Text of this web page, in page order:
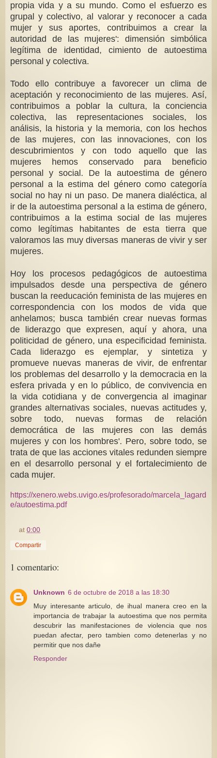
propia vida y a su mundo. Como el esfuerzo es
grupal y colectivo, al valorar y reconocer a cada
mujer y sus aportes, contribuimos a crear la
autoridad de las mujeres': dimensión simbólica
legítima de identidad, cimiento de autoestima
personal y colectiva.
Todo ello contribuye a favorecer un clima de
aceptación y reconocimiento de las mujeres. Así,
contribuimos a poblar la cultura, la conciencia
colectiva, las representaciones sociales, los
análisis, la historia y la memoria, con los hechos
de las mujeres, con las innovaciones, con los
descubrimientos y con todo aquello que las
mujeres hemos conservado para beneficio
personal y social. De la autoestima de género
personal a la estima del género como categoría
social no hay ni un paso. De manera dialéctica, al
ir de la autoestima personal a la estima de género,
contribuimos a la estima social de las mujeres
como legítimas habitantes de esta tierra que
valoramos las muy diversas maneras de vivir y ser
mujeres.
Hoy los procesos pedagógicos de autoestima
impulsados desde una perspectiva de género
buscan la reeducación feminista de las mujeres en
correspondencia con los modos de vida que
anhelamos; busca también crear nuevas formas
de liderazgo que expresen, aquí y ahora, una
politicidad de género, una especificidad feminista.
Cada liderazgo es ejemplar, y sintetiza y
promueve nuevas maneras de vivir, de enfrentar
los problemas del desarrollo y la democracia en la
esfera privada y en lo público, de convivencia en
la vida cotidiana y de convergencia al imaginar
grandes alternativas sociales, nuevas actitudes y,
sobre todo, nuevas formas de relación
democrática de las mujeres con las demás
mujeres y con los hombres'. Pero, sobre todo, se
trata de que las acciones vitales redunden siempre
en el desarrollo personal y el fortalecimiento de
cada mujer.
https://xenero.webs.uvigo.es/profesorado/marcela_lagard
e/autoestima.pdf
at0:00
Compartir
1 comentario:
Unknown 6 de octubre de 2018 a las 18:30
Muy interesante articulo, de ihual manera creo en la
importancia de trabajar la autoestima que nos permita
descubrir las manifestaciones de violencia que nos
puedan afectar, pero tambien como detenerlas y no
permitir que nos dañe
Responder